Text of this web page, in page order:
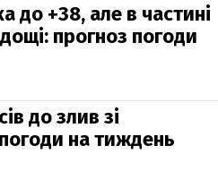
до +38, але в частині
прогноз погоди
до злив зі
на тиждень